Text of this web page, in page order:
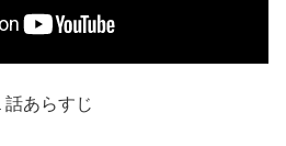
話あらすじ